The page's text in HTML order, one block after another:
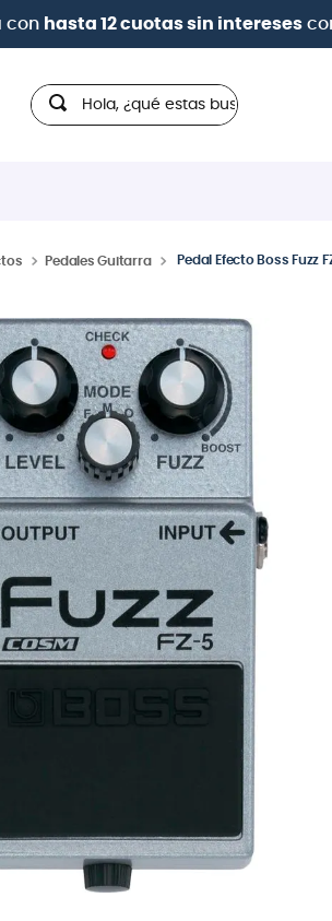
| Paga en cuotasdesde 0%
Hola, ¿qué estas buscando?
Pedales Guitarra Pedal Efecto Boss Fuzz